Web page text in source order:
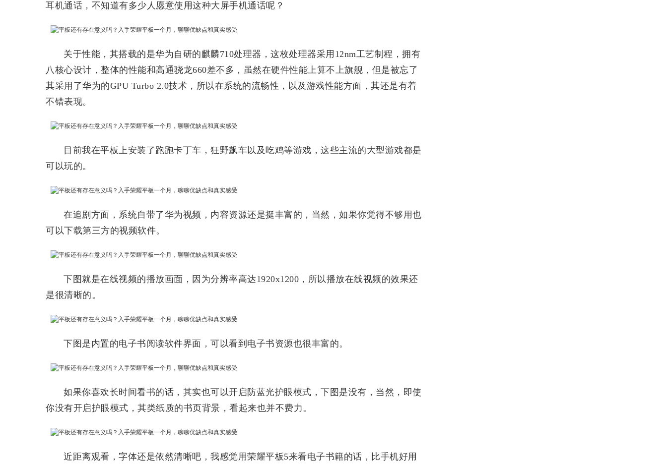
耳机通话，不知道有多少人愿意使用这种大屏手机通话呢？
关于性能，其搭载的是华为自研的麒麟710处理器，这枚处理器采用12nm工艺制程，拥有
八核心设计，整体的性能和高通骁龙660差不多，虽然在硬件性能上算不上旗舰，但是被忘了
其采用了华为的GPU Turbo 2.0技术，所以在系统的流畅性，以及游戏性能方面，其还是有着
不错表现。
目前我在平板上安装了跑跑卡丁车，狂野飙车以及吃鸡等游戏，这些主流的大型游戏都是
可以玩的。
在追剧方面，系统自带了华为视频，内容资源还是挺丰富的，当然，如果你觉得不够用也
可以下载第三方的视频软件。
下图就是在线视频的播放画面，因为分辨率高达1920x1200，所以播放在线视频的效果还
是很清晰的。
下图是内置的电子书阅读软件界面，可以看到电子书资源也很丰富的。
如果你喜欢长时间看书的话，其实也可以开启防蓝光护眼模式，下图是没有，当然，即使
你没有开启护眼模式，其类纸质的书页背景，看起来也并不费力。
近距离观看，字体还是依然清晰吧，我感觉用荣耀平板5来看电子书籍的话，比手机好用